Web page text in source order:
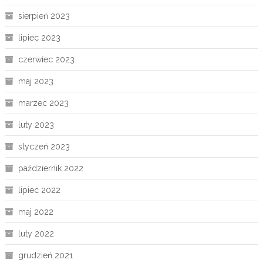
sierpień 2023
lipiec 2023
czerwiec 2023
maj 2023
marzec 2023
luty 2023
styczeń 2023
październik 2022
lipiec 2022
maj 2022
luty 2022
grudzień 2021